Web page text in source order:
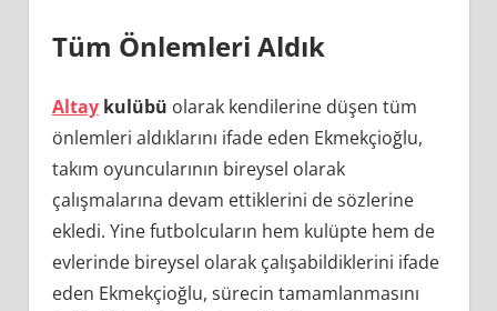
Tüm Önlemleri Aldık
Altaykulübü olarak kendilerine düşen tüm
önlemleri aldıklarını ifade eden Ekmekçioğlu,
takım oyuncularının bireysel olarak
çalışmalarına devam ettiklerini de sözlerine
ekledi. Yine futbolcuların hem kulüpte hem de
evlerinde bireysel olarak çalışabildiklerini ifade
eden Ekmekçioğlu, sürecin tamamlanmasını